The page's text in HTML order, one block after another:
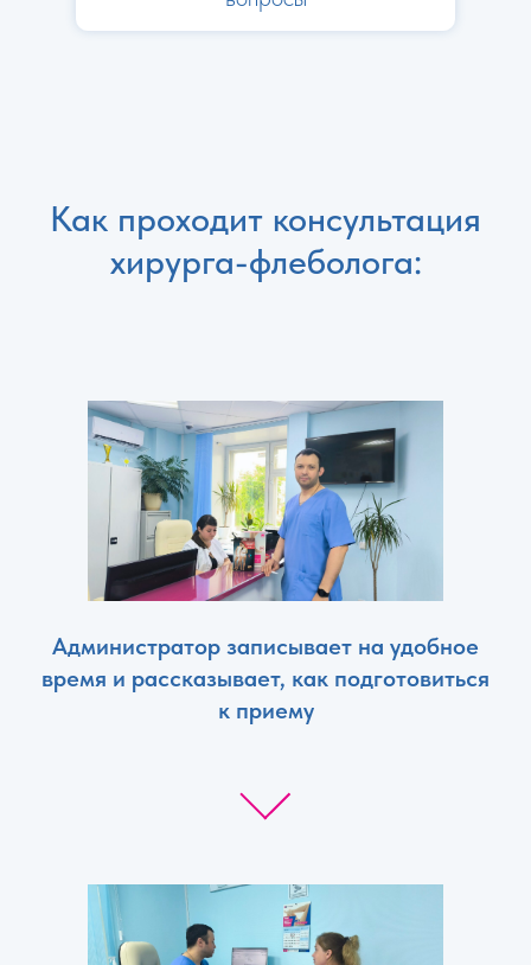
Как проходит консультация
хирурга-флеболога:
Администратор записывает на удобное
время и рассказывает, как подготовиться
к приему